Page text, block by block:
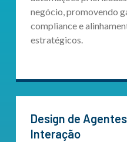
negócio, promovendo
compliance e
estratégicos.
Design de Agentes e Pontos de
Interação